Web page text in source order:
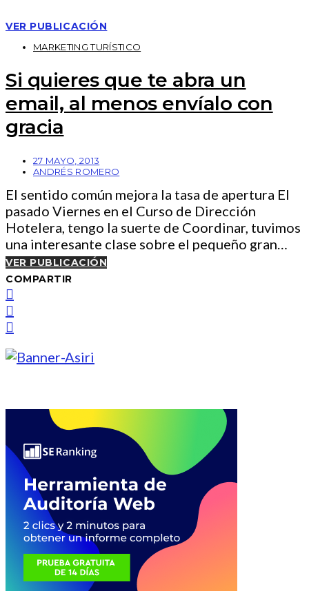
VER PUBLICACIÓN
MARKETING TURÍSTICO
Si quieres que te abra un
email, al menos envíalo con
gracia
27 MAYO, 2013
ANDRÉS ROMERO
El sentido común mejora la tasa de apertura El
pasado Viernes en el Curso de Dirección
Hotelera, tengo la suerte de Coordinar, tuvimos
una interesante clase sobre el pequeño gran…
VER PUBLICACIÓN
COMPARTIR